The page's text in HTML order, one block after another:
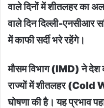
वाले दिनों में शीतलहर का
वाले दिन दिल्ली-एनसीआर
में काफी सर्दी भरे रहेंगे।
मौसम विभाग (IMD) ने देश
राज्यों में शीतलहर (Cold
घोषणा की है। यह प्रभाव